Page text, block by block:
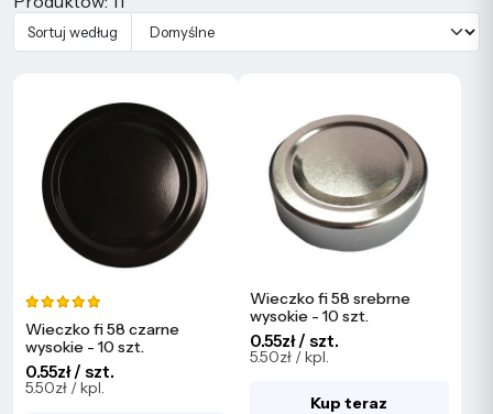
Sortuj według
Wieczko fi 58 czarne
wysokie - 10 szt.
0.55zł / szt.
5.50zł / kpl.
Wieczko fi 58 srebrne
wysokie - 10 szt.
0.55zł / szt.
5.50zł / kpl.
Kup teraz